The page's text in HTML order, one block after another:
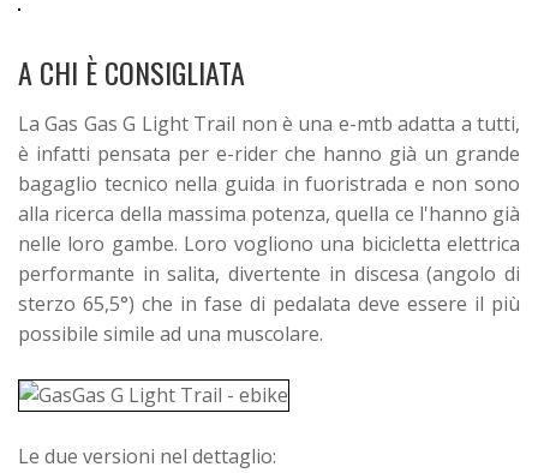
A CHI È CONSIGLIATA
La Gas Gas G Light Trail non è una e-mtb adatta a tutti,
è infatti pensata per e-rider che hanno già un grande
bagaglio tecnico nella guida in fuoristrada e non sono
alla ricerca della massima potenza, quella ce l'hanno già
nelle loro gambe. Loro vogliono una bicicletta elettrica
performante in salita, divertente in discesa (angolo di
sterzo 65,5°) che in fase di pedalata deve essere il più
possibile simile ad una muscolare.
Le due versioni nel dettaglio: